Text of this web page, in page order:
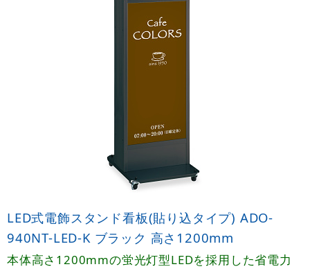
LED式電飾スタンド看板(貼り込タイプ) ADO-
940NT-LED-K ブラック 高さ1200mm
本体高さ1200mmの蛍光灯型LEDを採用した省電力